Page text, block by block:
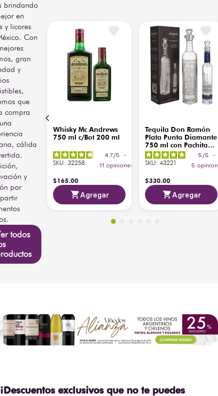
brindando
en
y licores
Con
gran
y
que
compra
cálida
y
por
todos
Whisky Mc Andrews
750 ml c/Bot 200 ml
4.7/5
-
11 opiniones
SKU: 32258
$165.00
Agregar
Tequila Don Ramón
Plata Punta Diamante
750 ml con Pachita
200 ml
5 /5
-
5
SKU: 43221
$330.00
Agregar
¡Descuentos exclusivos que no te puedes